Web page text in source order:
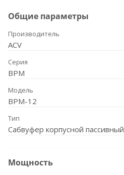
Общие параметры
Производитель
ACV
Серия
BPM
Модель
BPM-12
Тип
Сабвуфер корпусной пассивный
Мощность